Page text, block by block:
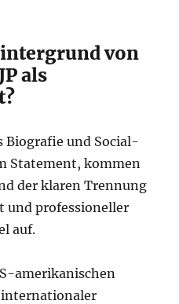
von
als
Biografie und Social-
Statement, kommen
der klaren Trennung
und professioneller
auf.
amerikanischen
internationaler